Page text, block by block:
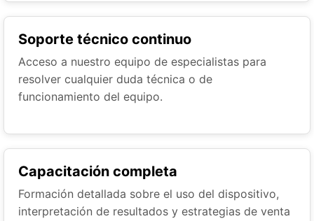
Soporte técnico continuo
Acceso a nuestro equipo de especialistas para
resolver cualquier duda técnica o de
funcionamiento del equipo.
Capacitación completa
Formación detallada sobre el uso del dispositivo,
interpretación de resultados y estrategias de venta